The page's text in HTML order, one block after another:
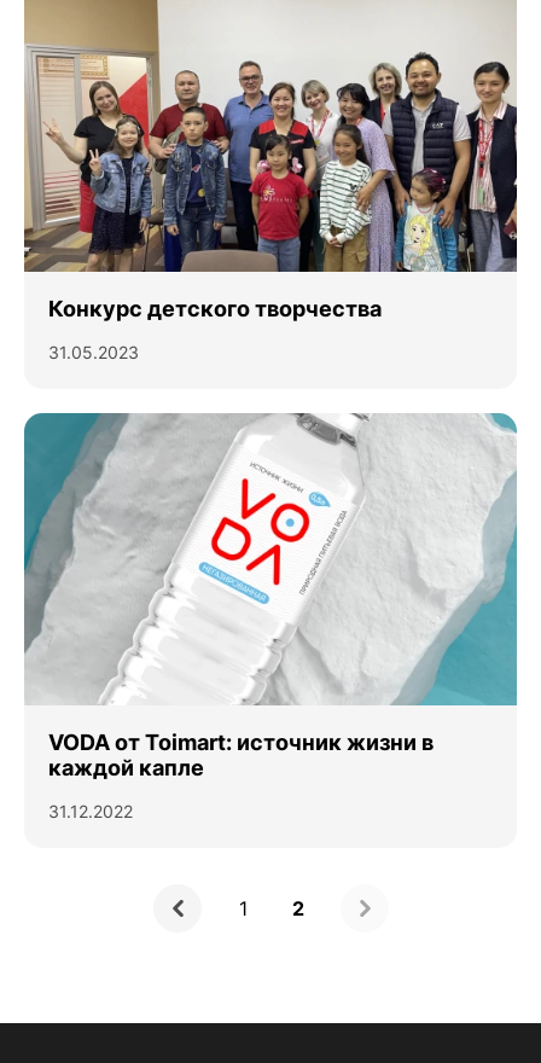
Конкурс детского творчества
31.05.2023
VODA от Toimart: источник жизни в
каждой капле
31.12.2022
1 2